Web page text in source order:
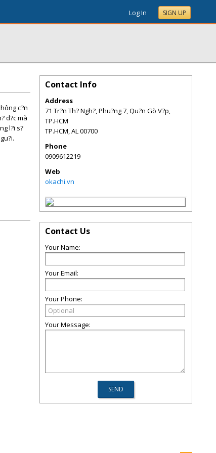
Log In SIGN UP
c?n
d?c mà
l?i s?
Contact Info
Address
71 Tr?n Th? Ngh?, Phu?ng 7, Qu?n Gò V?p,
TP.HCM
TP.HCM,AL00700
Phone
0909612219
Web
okachi.vn
Contact Us
Your Name:
Your Email:
Your Phone:
Your Message: